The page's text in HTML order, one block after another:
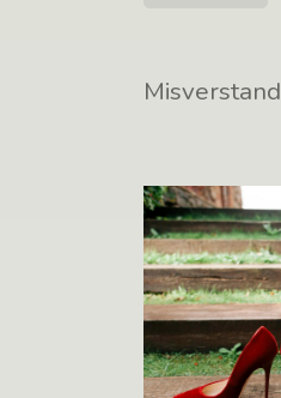
Misverstand